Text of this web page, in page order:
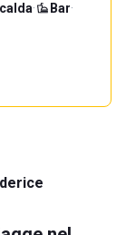
· Bar·